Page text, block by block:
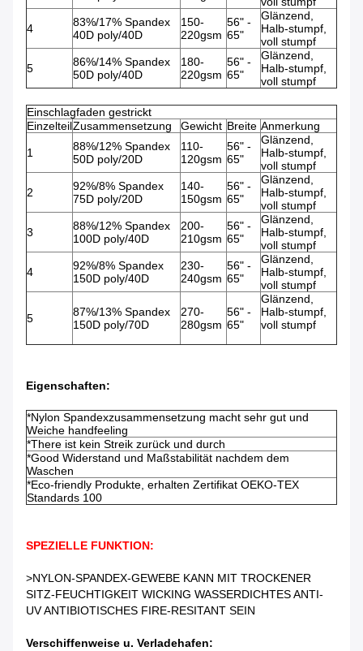
4
83%/17% Spandex
40D poly/40D
150-
220gsm
56" -
65"
Glänzend,
Halb-stumpf,
voll stumpf
5
86%/14% Spandex
50D poly/40D
180-
220gsm
56" -
65"
Glänzend,
Halb-stumpf,
voll stumpf
Einschlagfaden gestrickt
EinzelteilZusammensetzung Gewicht Breite Anmerkung
1
88%/12% Spandex
50D poly/20D
110-
120gsm
56" -
65"
Glänzend,
Halb-stumpf,
voll stumpf
2
92%/8% Spandex
75D poly/20D
140-
150gsm
56" -
65"
Glänzend,
Halb-stumpf,
voll stumpf
3
88%/12% Spandex
100D poly/40D
200-
210gsm
56" -
65"
Glänzend,
Halb-stumpf,
voll stumpf
4
92%/8% Spandex
150D poly/40D
230-
240gsm
56" -
65"
Glänzend,
Halb-stumpf,
voll stumpf
5
87%/13% Spandex
150D poly/70D
270-
280gsm
56" -
65"
Glänzend,
Halb-stumpf,
voll stumpf
Eigenschaften:
*Nylon Spandexzusammensetzung macht sehr gut und
Weiche handfeeling
*There ist kein Streik zurück und durch
*Good Widerstand und Maßstabilität nachdem dem
Waschen
*Eco-friendly Produkte, erhalten Zertifikat OEKO-TEX
Standards 100
SPEZIELLE FUNKTION:
>NYLON-SPANDEX-GEWEBE KANN MIT TROCKENER
SITZ-FEUCHTIGKEIT WICKING WASSERDICHTES ANTI-
UV ANTIBIOTISCHES FIRE-RESITANT SEIN
Verschiffenweise u. Verladehafen: